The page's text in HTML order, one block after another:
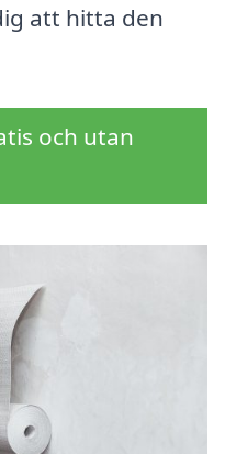
att hitta den
och utan